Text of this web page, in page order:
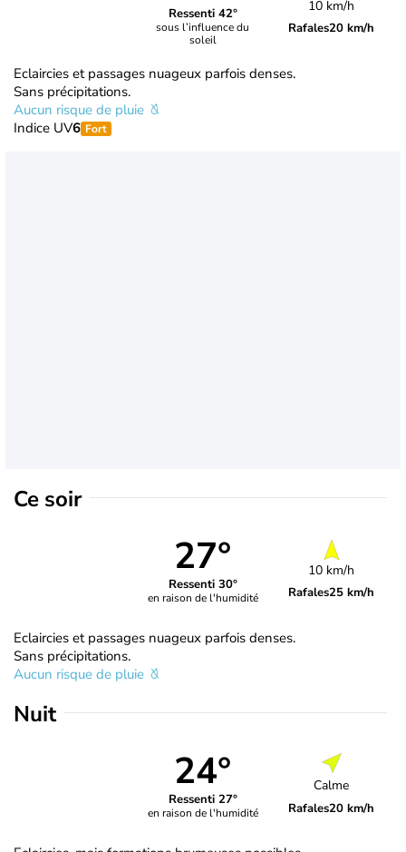
Ressenti 42°
sous l’influence du
soleil
10 km/h
Rafales20 km/h
Eclaircies et passages nuageux parfois denses.
Sans précipitations.
Aucun risque de pluie
Indice UV6 Fort
Ce soir
27°
Ressenti 30°
en raison de l'humidité
10 km/h
Rafales25 km/h
Eclaircies et passages nuageux parfois denses.
Sans précipitations.
Aucun risque de pluie
Nuit
24°
Ressenti 27°
en raison de l'humidité
Calme
Rafales20 km/h